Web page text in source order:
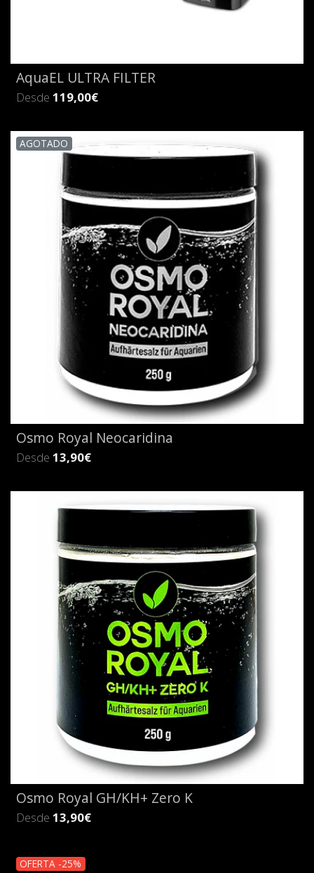
AquaEL ULTRA FILTER
Desde 119,00€
AGOTADO
Osmo Royal Neocaridina
Desde 13,90€
Osmo Royal GH/KH+ Zero K
Desde 13,90€
OFERTA -25%